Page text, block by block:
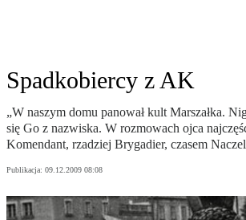
Spadkobiercy z AK
„W naszym domu panował kult Marszałka.
się Go z nazwiska. W rozmowach ojca
Komendant, rzadziej Brygadier, czasem
Publikacja: 09.12.2009 08:08